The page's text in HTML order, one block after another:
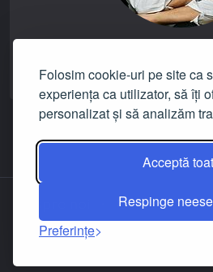
Folosim cookie-uri pe site ca
experiența ca utilizator, să îți
personalizat și să analizăm
Acceptă
Respinge
Preferințe
Contact
© 2019-2026